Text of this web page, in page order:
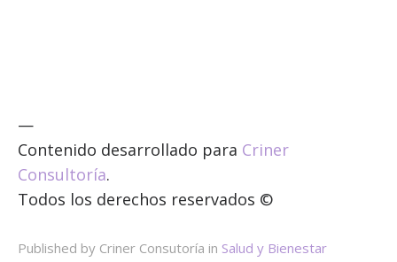
—
Contenido desarrollado para Criner
Consultoría.
Todos los derechos reservados ©
Published by Criner Consutoría in Salud y Bienestar